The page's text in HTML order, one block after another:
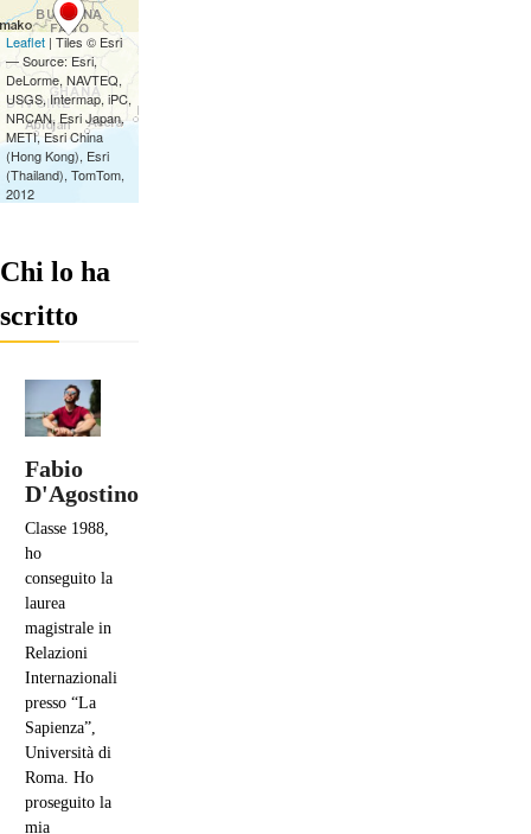
Chi lo ha
scritto
Fabio
D'Agostino
Classe 1988,
ho
conseguito la
laurea
magistrale in
Relazioni
Internazionali
presso “La
Sapienza”,
Università di
Roma. Ho
proseguito la
mia